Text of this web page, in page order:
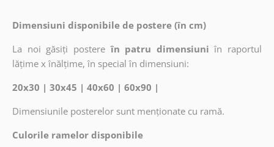
Dimensiuni disponibile de postere (în cm)
La noi găsiți postere în patru dimensiuni în raportul
lățime x înălțime, în special în dimensiuni:
20x30 | 30x45 | 40x60 | 60x90 |
Dimensiunile posterelor sunt menționate cu ramă.
Culorile ramelor disponibile